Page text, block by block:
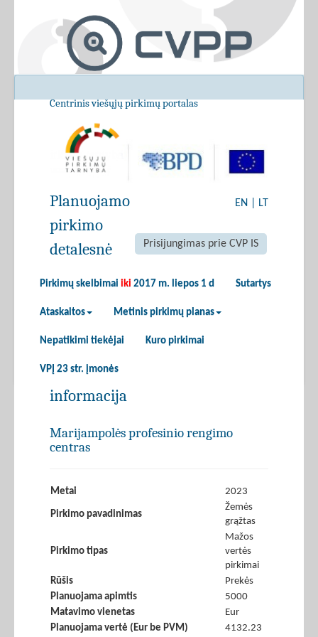
Centrinis viešųjų pirkimų portalas
EN LT
Prisijungimas prie CVP IS
Pirkimų skelbimai iki 2017 m. liepos 1 d Sutartys
Ataskaitos Metinis pirkimų planas
Nepatikimi tiekėjai Kuro pirkimai
VPĮ 23 str. įmonės
Planuojamo
pirkimo
detalesnė
informacija
Marijampolės profesinio rengimo
centras
Metai 2023
Pirkimo pavadinimas
Žemės
grąžtas
Pirkimo tipas
Mažos
vertės
pirkimai
Rūšis
Prekės
Planuojama apimtis
5000
Matavimo vienetas
Eur
Planuojama vertė (Eur be PVM)
4132.23